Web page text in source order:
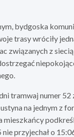
bydgoska
trasy wróciły
związanych z
tramwaj numer
na jednym z
mieszkańcy
przyjechał o